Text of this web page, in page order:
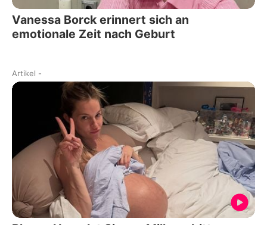
Vanessa Borck erinnert sich an
emotionale Zeit nach Geburt
Artikel -